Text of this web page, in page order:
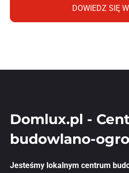
DOWIEDZ SIĘ
Domlux.pl -
budowlano-
Jesteśmy lokalnym centrum